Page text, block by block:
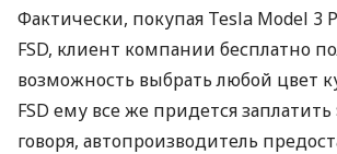
Фактически, покупая Tesla Model 3
FSD, клиент компании бесплатно
возможность выбрать любой цвет
FSD ему все же придется заплатить
говоря, автопроизводитель